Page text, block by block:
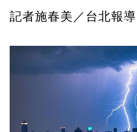
記者施春美／台北報導